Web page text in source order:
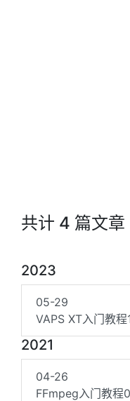
共计 4 篇文章
2023
05-29
VAPS XT入门教
2021
04-26
FFmpeg入门教程